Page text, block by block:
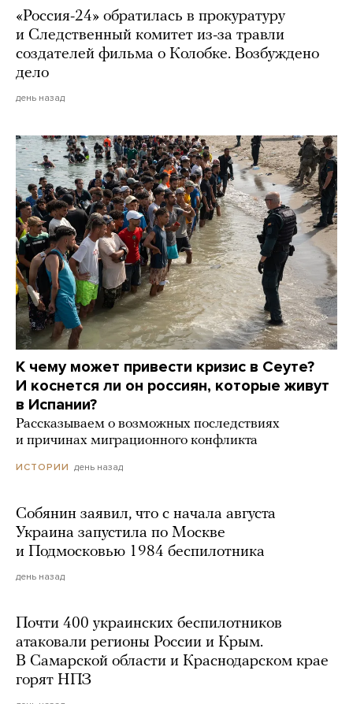
«Россия-24» обратилась в прокуратуру
и Следственный комитет из-за травли
создателей фильма о Колобке. Возбуждено
дело
день назад
К чему может привести кризис в Сеуте?
И коснется ли он россиян, которые живут
в Испании?
Рассказываем о возможных последствиях
и причинах миграционного конфликта
ИСТОРИИ день назад
Собянин заявил, что с начала августа
Украина запустила по Москве
и Подмосковью 1984 беспилотника
день назад
Почти 400 украинских беспилотников
атаковали регионы России и Крым.
В Самарской области и Краснодарском крае
горят НПЗ